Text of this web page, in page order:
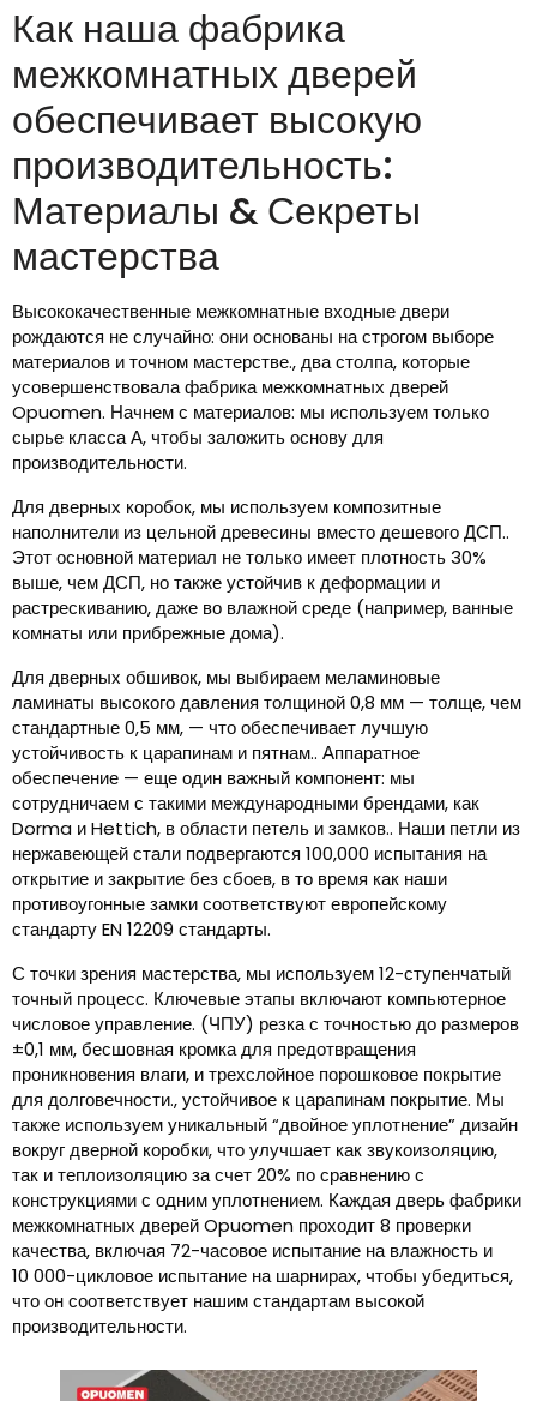
Как наша фабрика
межкомнатных дверей
обеспечивает высокую
производительность:
Материалы & Секреты
мастерства
Высококачественные межкомнатные входные двери
рождаются не случайно: они основаны на строгом выборе
материалов и точном мастерстве., два столпа, которые
усовершенствовала фабрика межкомнатных дверей
Opuomen. Начнем с материалов: мы используем только
сырье класса А, чтобы заложить основу для
производительности.
Для дверных коробок, мы используем композитные
наполнители из цельной древесины вместо дешевого ДСП..
Этот основной материал не только имеет плотность 30%
выше, чем ДСП, но также устойчив к деформации и
растрескиванию, даже во влажной среде (например, ванные
комнаты или прибрежные дома).
Для дверных обшивок, мы выбираем меламиновые
ламинаты высокого давления толщиной 0,8 мм — толще, чем
стандартные 0,5 мм, — что обеспечивает лучшую
устойчивость к царапинам и пятнам.. Аппаратное
обеспечение — еще один важный компонент: мы
сотрудничаем с такими международными брендами, как
Dorma и Hettich, в области петель и замков.. Наши петли из
нержавеющей стали подвергаются 100,000 испытания на
открытие и закрытие без сбоев, в то время как наши
противоугонные замки соответствуют европейскому
стандарту EN 12209 стандарты.
С точки зрения мастерства, мы используем 12-ступенчатый
точный процесс. Ключевые этапы включают компьютерное
числовое управление. (ЧПУ) резка с точностью до размеров
±0,1 мм, бесшовная кромка для предотвращения
проникновения влаги, и трехслойное порошковое покрытие
для долговечности., устойчивое к царапинам покрытие. Мы
также используем уникальный “двойное уплотнение” дизайн
вокруг дверной коробки, что улучшает как звукоизоляцию,
так и теплоизоляцию за счет 20% по сравнению с
конструкциями с одним уплотнением. Каждая дверь фабрики
межкомнатных дверей Opuomen проходит 8 проверки
качества, включая 72-часовое испытание на влажность и
10 000-цикловое испытание на шарнирах, чтобы убедиться,
что он соответствует нашим стандартам высокой
производительности.